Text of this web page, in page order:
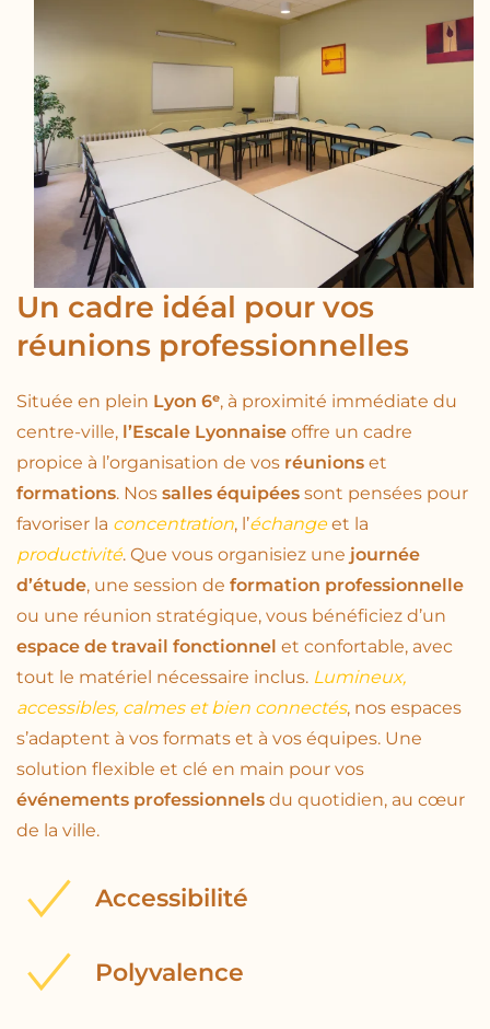
Un cadre idéal pour vos
réunions professionnelles
Située en plein Lyon 6ᵉ, à proximité immédiate du
centre-ville, l’Escale Lyonnaise offre un cadre
propice à l’organisation de vos réunions et
formations. Nos salles équipées sont pensées pour
favoriser la concentration, l’échangeet la
productivité. Que vous organisiez une journée
d’étude, une session de formation professionnelle
ou une réunion stratégique, vous bénéficiez d’un
espace de travail fonctionnel et confortable, avec
tout le matériel nécessaire inclus. Lumineux,
accessibles, calmes et bien connectés, nos espaces
s’adaptent à vos formats et à vos équipes. Une
solution flexible et clé en main pour vos
événements professionnels du quotidien, au cœur
de la ville.
Accessibilité
Polyvalence